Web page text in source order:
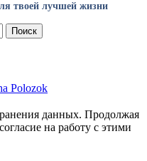
твоей лучшей жизни
Polozok
данных. Продолжая
на работу с этими